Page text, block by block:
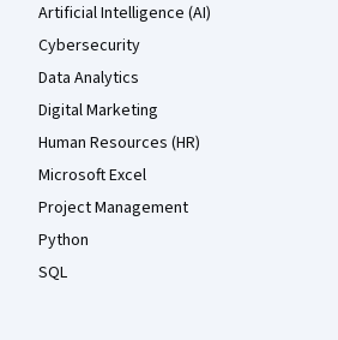
Artificial Intelligence (AI)
Cybersecurity
Data Analytics
Digital Marketing
Human Resources (HR)
Microsoft Excel
Project Management
Python
SQL